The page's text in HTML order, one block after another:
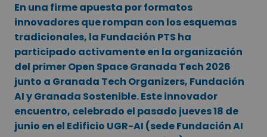
En una firme apuesta por formatos
innovadores que rompan con los esquemas
tradicionales, la Fundación PTS ha
participado activamente en la organización
del primer Open Space Granada Tech 2026
junto a Granada Tech Organizers, Fundación
AI y Granada Sostenible. Este innovador
encuentro, celebrado el pasado jueves 18 de
junio en el Edificio UGR-AI (sede Fundación AI